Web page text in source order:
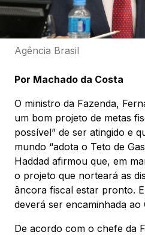
Agência Brasil
Por Machado da Costa
O ministro da Fazenda,
um bom projeto de metas
possível” de ser atingido e
mundo “adota o Teto de
Haddad afirmou que, em
o projeto que norteará as
âncora fiscal estar pronto.
deverá ser encaminhada ao
De acordo com o chefe da